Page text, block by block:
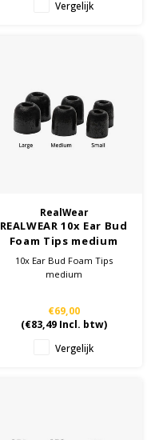
Vergelijk
RealWear
REALWEAR 10x Ear Bud
Foam Tips medium
10x Ear Bud Foam Tips
medium
€69,00
(€83,49Incl. btw)
Vergelijk